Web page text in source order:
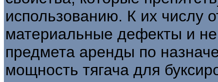
использованию. К их числу
материальные дефекты и
предмета аренды по
мощность тягача для